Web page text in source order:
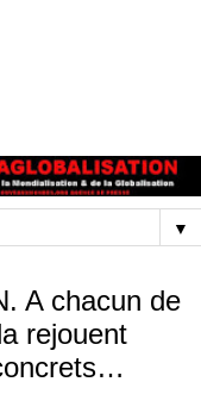
▼
A chacun de
rejouent